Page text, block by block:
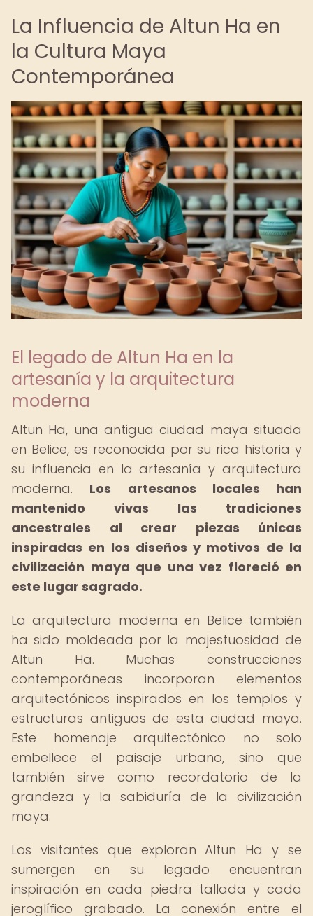
La Influencia de Altun Ha en
la Cultura Maya
Contemporánea
El legado de Altun Ha en la
artesanía y la arquitectura
moderna
Altun Ha, una antigua ciudad maya situada
en Belice, es reconocida por su rica historia y
su influencia en la artesanía y arquitectura
moderna. Los artesanos locales han
mantenido vivas las tradiciones
ancestrales al crear piezas únicas
inspiradas en los diseños y motivos de la
civilización maya que una vez floreció en
este lugar sagrado.
La arquitectura moderna en Belice también
ha sido moldeada por la majestuosidad de
Altun Ha. Muchas construcciones
contemporáneas incorporan elementos
arquitectónicos inspirados en los templos y
estructuras antiguas de esta ciudad maya.
Este homenaje arquitectónico no solo
embellece el paisaje urbano, sino que
también sirve como recordatorio de la
grandeza y la sabiduría de la civilización
maya.
Los visitantes que exploran Altun Ha y se
sumergen en su legado encuentran
inspiración en cada piedra tallada y cada
jeroglífico grabado. La conexión entre el